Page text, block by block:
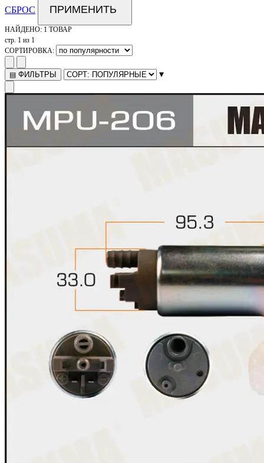
СБРОС ПРИМЕНИТЬ
НАЙДЕНО: 1 ТОВАР
стр. 1 из 1
СОРТИРОВКА:
▤ ФИЛЬТРЫ ▾